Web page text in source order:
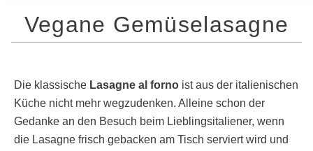
Vegane Gemüselasagne
Die klassische Lasagne al forno ist aus der italienischen
Küche nicht mehr wegzudenken. Alleine schon der
Gedanke an den Besuch beim Lieblingsitaliener, wenn
die Lasagne frisch gebacken am Tisch serviert wird und